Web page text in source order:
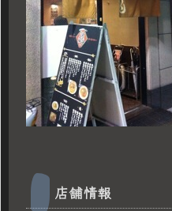
店舗情報